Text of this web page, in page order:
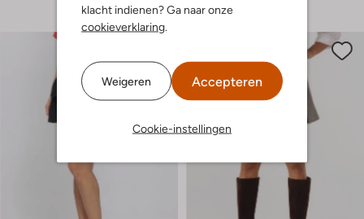
klacht indienen? Ga naar onze
cookieverklaring.
Weigeren Accepteren
Cookie-instellingen